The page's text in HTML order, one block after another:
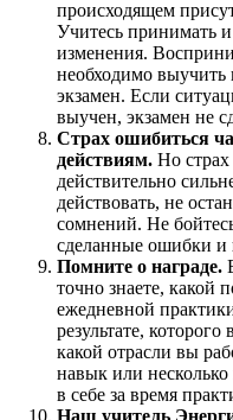
происходящем
Учитесь принимать
изменения.
необходимо выучить
экзамен. Если
выучен, экзамен не
Страх ошибиться
действиям. Но
действительно
действовать, не
сомнений. Не
сделанные ошибки и
Помните о награде.
точно знаете, какой
ежедневной
результате,
какой отрасли вы
навык или
в себе за время
Наш учитель